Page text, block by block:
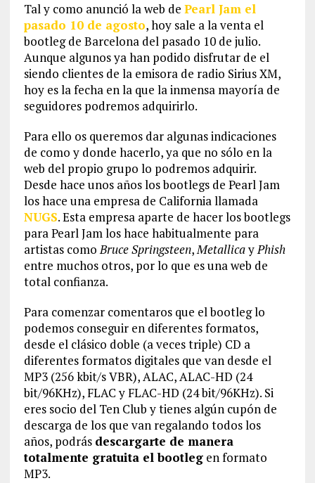
Tal y como anunció la web de Pearl Jam el
pasado 10 de agosto, hoy sale a la venta el
bootleg de Barcelona del pasado 10 de julio.
Aunque algunos ya han podido disfrutar de el
siendo clientes de la emisora de radio Sirius XM,
hoy es la fecha en la que la inmensa mayoría de
seguidores podremos adquirirlo.
Para ello os queremos dar algunas indicaciones
de como y donde hacerlo, ya que no sólo en la
web del propio grupo lo podremos adquirir.
Desde hace unos años los bootlegs de Pearl Jam
los hace una empresa de California llamada
NUGS. Esta empresa aparte de hacer los bootlegs
para Pearl Jam los hace habitualmente para
artistas comoBruce Springsteen,MetallicayPhish
entre muchos otros, por lo que es una web de
total confianza.
Para comenzar comentaros que el bootleg lo
podemos conseguir en diferentes formatos,
desde el clásico doble (a veces triple) CD a
diferentes formatos digitales que van desde el
MP3 (256 kbit/s VBR), ALAC, ALAC-HD (24
bit/96KHz), FLAC y FLAC-HD (24 bit/96KHz). Si
eres socio del Ten Club y tienes algún cupón de
descarga de los que van regalando todos los
años, podrás descargarte de manera
totalmente gratuita el bootlegen formato
MP3.